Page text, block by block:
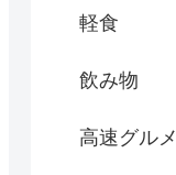
軽食
飲み物
高速グルメ